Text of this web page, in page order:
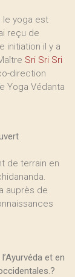
le yoga est
reçu de
initiation il y a
Sri Sri Sri
direction
Yoga Védanta
de terrain en
auprès de
et en